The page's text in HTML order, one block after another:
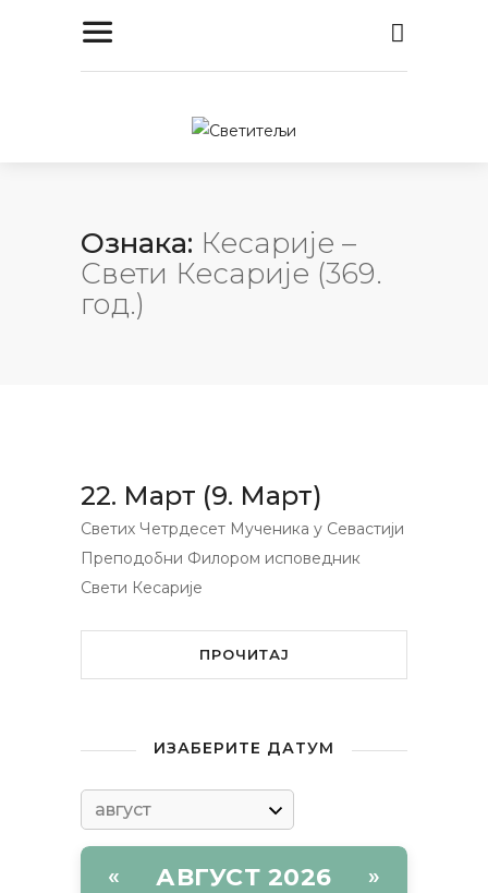
Ознака: Кесарије –
Свети Кесарије (369.
год.)
22. Март (9. Март)
Светих Четрдесет Мученика у Севастији
Преподобни Филором исповедник
Свети Кесарије
ПРОЧИТАЈ
ИЗАБЕРИТЕ ДАТУМ
« АВГУСТ 2026 »